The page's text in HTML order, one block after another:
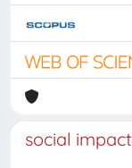
social impact